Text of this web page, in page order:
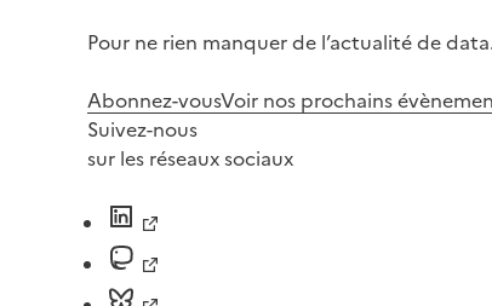
Pour ne rien manquer de l’actualité de
Abonnez-vousVoir nos prochains
Suivez-nous
sur les réseaux sociaux